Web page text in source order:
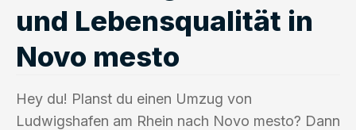
und Lebensqualität in
Novo mesto
Hey du! Planst du einen Umzug von
Ludwigshafen am Rhein nach Novo mesto? Dann